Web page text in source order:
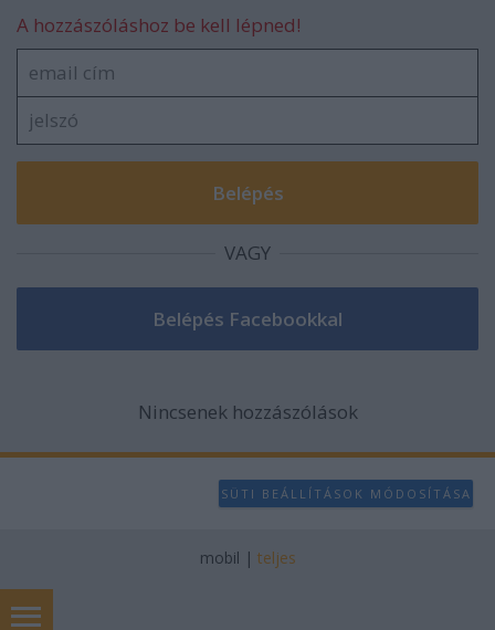
A hozzászóláshoz be kell lépned!
VAGY
Nincsenek hozzászólások
SÜTI BEÁLLÍTÁSOK MÓDOSÍTÁSA
mobil | teljes